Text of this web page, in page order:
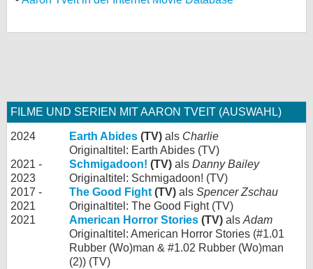
FILME UND SERIEN MIT AARON TVEIT (AUSWAHL)
2024 Earth Abides (TV) als Charlie
Originaltitel: Earth Abides (TV)
2021 -
2023
Schmigadoon! (TV) als Danny Bailey
Originaltitel: Schmigadoon! (TV)
2017 -
2021
The Good Fight (TV) als Spencer Zschau
Originaltitel: The Good Fight (TV)
2021
American Horror Stories (TV) als Adam
Originaltitel: American Horror Stories (#1.01
Rubber (Wo)man & #1.02 Rubber (Wo)man
(2)) (TV)